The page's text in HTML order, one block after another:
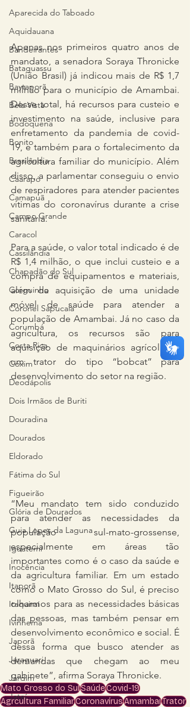
Aparecida do Taboado
Aquidauana
Bandeirantes
Bataguassu
Baytaporã
Bela Vista
Bodoquena
Bonito
Brasilândia
Caarapó
Camapuã
Campo Grande
Caracol
Cassilândia
Chapadão do Sul
Corguinho
Coronel Sapucaia
Corumbá
Costa Rica
Coxim
Deodápolis
Dois Irmãos de Buriti
Douradina
Dourados
Eldorado
Fátima do Sul
Figueirão
Glória de Dourados
Guia Lopes da Laguna
Iguatemi
Inocência
Itaporã
Itaquiraí
Ivinhema
Japorã
Jaraguari
Jardim
Jateí
Apenas nos primeiros quatro anos de
mandato, a senadora Soraya Thronicke
(União Brasil) já indicou mais de R$ 1,7
milhão para o município de Amambai.
Desse total, há recursos para custeio e
investimento na saúde, inclusive para
enfretamento da pandemia de covid-
19, e também para o fortalecimento da
agricultura familiar do município. Além
disso, a parlamentar conseguiu o envio
de respiradores para atender pacientes
vítimas do coronavírus durante a crise
sanitária.
Para a saúde, o valor total indicado é de
R$ 1,4 milhão, o que inclui custeio e a
compra de equipamentos e materiais,
além da aquisição de uma unidade
móvel de saúde para atender a
população de Amambai. Já no caso da
agricultura, os recursos são para
aquisição de maquinários agrícolas e
um trator do tipo “bobcat” para
desenvolvimento do setor na região.
“Meu mandato tem sido conduzido
para atender as necessidades da
população sul-mato-grossense,
especialmente em áreas tão
importantes como é o caso da saúde e
da agricultura familiar. Em um estado
como o Mato Grosso do Sul, é preciso
olharmos para as necessidades básicas
das pessoas, mas também pensar em
desenvolvimento econômico e social. É
dessa forma que busco atender as
demandas que chegam ao meu
gabinete”, afirma Soraya Thronicke.
Mato Grosso do SulSaúdeCovid-19
Agrcultura FamiliarCoronavírusAmambaiTrator